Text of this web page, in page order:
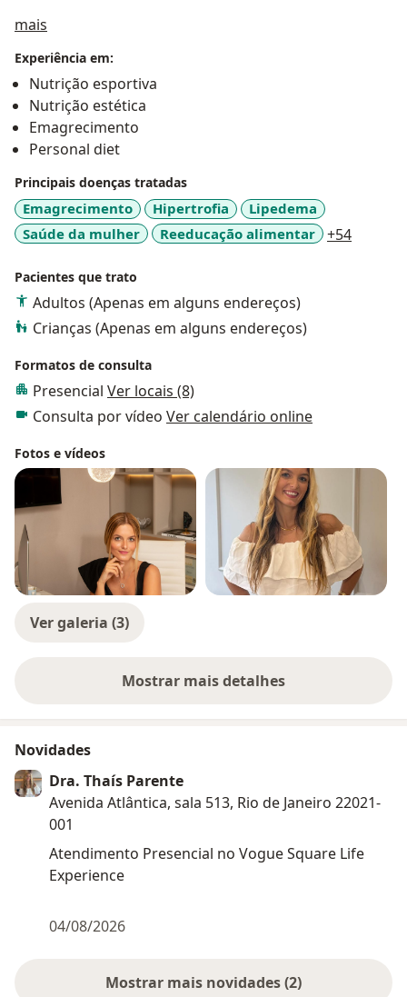
mais
Experiência em:
Nutrição esportiva
Nutrição estética
Emagrecimento
Personal diet
Principais doenças tratadas
Emagrecimento Hipertrofia
Lipedema
Saúde da mulher
Reeducação alimentar +54
Pacientes que trato
Adultos (Apenas em alguns endereços)
Crianças (Apenas em alguns endereços)
Formatos de consulta
Presencial Ver locais (8)
Consulta por vídeo Ver calendário online
Fotos e vídeos
Ver galeria (3)
Mostrar mais detalhes
sobre a experiência
Novidades
Dra. Thaís Parente
Avenida Atlântica, sala 513, Rio de Janeiro 22021-
001
Atendimento Presencial no Vogue Square Life
Experience
04/08/2026
Mostrar mais novidades (2)